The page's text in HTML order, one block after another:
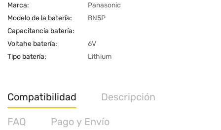
Marca:
Panasonic
Modelo de la batería:
BN5P
Capacitancia batería:
Voltahe batería:
6V
Tipo batería:
Lithium
Compatibilidad Descripción
FAQ Pago y Envío